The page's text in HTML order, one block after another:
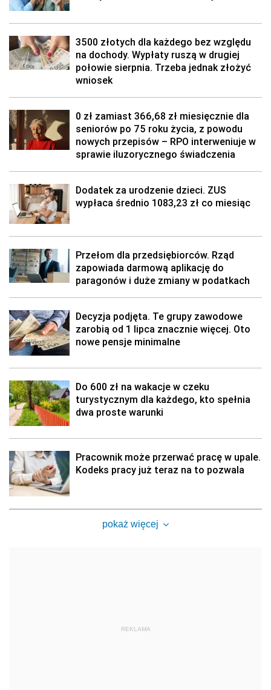
3500 złotych dla każdego bez względu
na dochody. Wypłaty ruszą w drugiej
połowie sierpnia. Trzeba jednak złożyć
wniosek
0 zł zamiast 366,68 zł miesięcznie dla
seniorów po 75 roku życia, z powodu
nowych przepisów – RPO interweniuje w
sprawie iluzorycznego świadczenia
Dodatek za urodzenie dzieci. ZUS
wypłaca średnio 1083,23 zł co miesiąc
Przełom dla przedsiębiorców. Rząd
zapowiada darmową aplikację do
paragonów i duże zmiany w podatkach
Decyzja podjęta. Te grupy zawodowe
zarobią od 1 lipca znacznie więcej. Oto
nowe pensje minimalne
Do 600 zł na wakacje w czeku
turystycznym dla każdego, kto spełnia
dwa proste warunki
Pracownik może przerwać pracę w upale.
Kodeks pracy już teraz na to pozwala
pokaż więcej
REKLAMA